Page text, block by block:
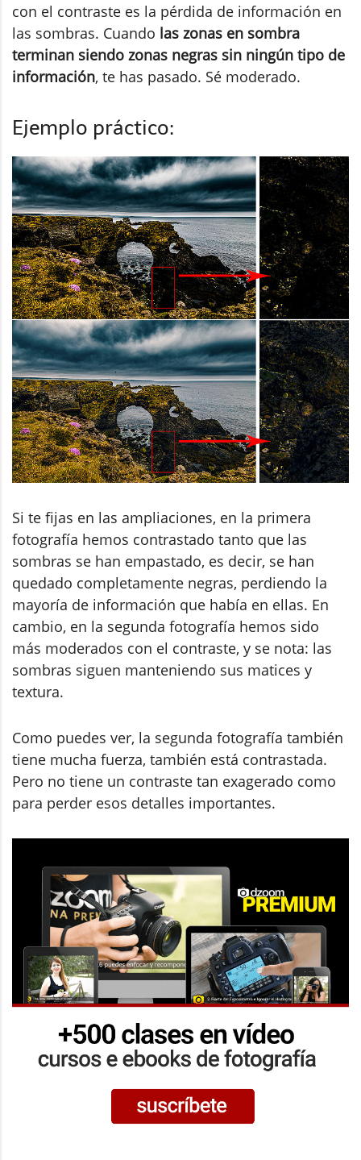
con el contraste es la pérdida de información en
las sombras. Cuando las zonas en sombra
terminan siendo zonas negras sin ningún tipo de
información, te has pasado. Sé moderado.
Ejemplo práctico:
Si te fijas en las ampliaciones, en la primera
fotografía hemos contrastado tanto que las
sombras se han empastado, es decir, se han
quedado completamente negras, perdiendo la
mayoría de información que había en ellas. En
cambio, en la segunda fotografía hemos sido
más moderados con el contraste, y se nota: las
sombras siguen manteniendo sus matices y
textura.
Como puedes ver, la segunda fotografía también
tiene mucha fuerza, también está contrastada.
Pero no tiene un contraste tan exagerado como
para perder esos detalles importantes.